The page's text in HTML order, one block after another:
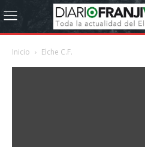
Inicio Elche C.F.